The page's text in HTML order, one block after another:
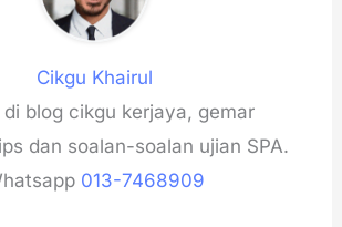
Cikgu Khairul
di blog cikgu kerjaya, gemar
dan soalan-soalan ujian SPA.
013-7468909